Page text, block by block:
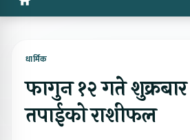
धार्मिक
फागुन १२ गते
तपाईको राशीफल